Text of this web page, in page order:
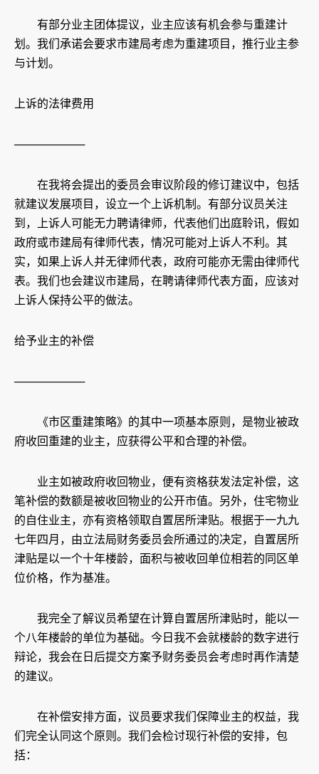
有部分业主团体提议，业主应该有机会参与重建计
划。我们承诺会要求市建局考虑为重建项目，推行业主参
与计划。
上诉的法律费用
─────────
在我将会提出的委员会审议阶段的修订建议中，包括
就建议发展项目，设立一个上诉机制。有部分议员关注
到，上诉人可能无力聘请律师，代表他们出庭聆讯，假如
政府或市建局有律师代表，情况可能对上诉人不利。其
实，如果上诉人并无律师代表，政府可能亦无需由律师代
表。我们也会建议市建局，在聘请律师代表方面，应该对
上诉人保持公平的做法。
给予业主的补偿
─────────
《市区重建策略》的其中一项基本原则，是物业被政
府收回重建的业主，应获得公平和合理的补偿。
业主如被政府收回物业，便有资格获发法定补偿，这
笔补偿的数额是被收回物业的公开市值。另外，住宅物业
的自住业主，亦有资格领取自置居所津贴。根据于一九九
七年四月，由立法局财务委员会所通过的决定，自置居所
津贴是以一个十年楼龄，面积与被收回单位相若的同区单
位价格，作为基准。
我完全了解议员希望在计算自置居所津贴时，能以一
个八年楼龄的单位为基础。今日我不会就楼龄的数字进行
辩论，我会在日后提交方案予财务委员会考虑时再作清楚
的建议。
在补偿安排方面，议员要求我们保障业主的权益，我
们完全认同这个原则。我们会检讨现行补偿的安排，包
括：